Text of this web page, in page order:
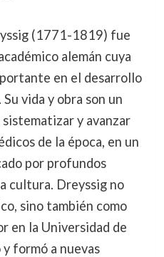
(1771-1819) fue
alemán cuya
en el desarrollo
vida y obra son un
y avanzar
de la época, en un
por profundos
cultura. Dreyssig no
sino también como
en la Universidad de
formó a nuevas